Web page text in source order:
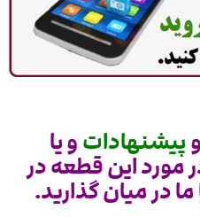
وپیشنهاداتو یا
مورد این قطعه در
ما در میان گذارید.